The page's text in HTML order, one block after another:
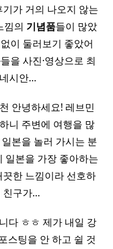
가 거의 나오지 않는
낌의 기념품들이 많았
이 둘러보기 좋았어
들을 사진·영상으로 최
시안…
안녕하세요! 레브민
니 주변에 여행을 많
본을 놀러 가시는 분
일본을 가장 좋아하는
한 느낌이라 선호하
친구가…
다 ㅎㅎ 제가 내일 강
스팅을 안 하고 쉴 것